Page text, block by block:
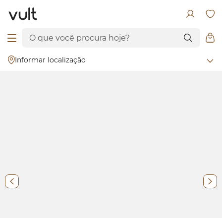
Informar localização